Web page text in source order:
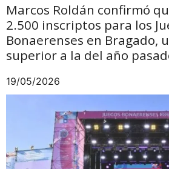
Marcos Roldán confirmó
2.500 inscriptos para los
Bonaerenses en Bragado,
superior a la del año
19/05/2026